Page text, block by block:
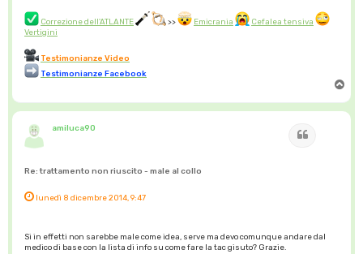
Correzione dell'ATLANTE >> Emicrania
Cefalea tensiva
Vertigini
Testimonianze Video
Testimonianze Facebook
p
amiluca90
Re: trattamento non riuscito - male al collo
lunedì 8 dicembre 2014, 9:47
Si in effetti non sarebbe male come idea, serve ma devo comunque andare dal
medico di base con la lista di info su come fare la tac gisuto? Grazie.